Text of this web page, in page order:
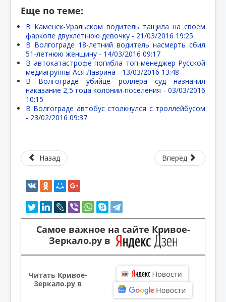
Еще по теме:
В Каменск-Уральском водитель тащила на своем
фаркопе двухлетнюю девочку - 21/03/2016 19:25
В Волгограде 18-летний водитель насмерть сбил
51-летнюю женщину - 14/03/2016 09:17
В автокатастрофе погибла топ-менеджер Русской
медиагруппы Ася Лаврина - 13/03/2016 13:48
В Волгограде убийце роллера суд назначил
наказание 2,5 года колонии-поселения - 03/03/2016
10:15
В Волгограде автобус столкнулся с троллейбусом
- 23/02/2016 09:37
Назад Вперед
Самое важное на сайте Кривое-
Зеркало.ру в
Читать Кривое-
Зеркало.ру в